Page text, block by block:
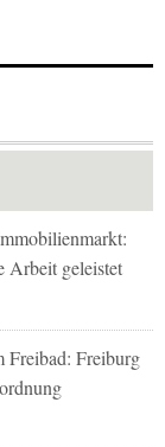
Arbeit geleistet
Freibad: Freiburg